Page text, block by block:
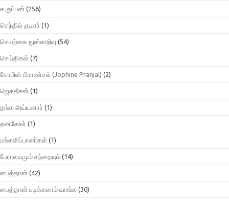
ச.குப்பன் (256)
செந்தில் குமார் (1)
செயற்கை நுன்னறிவு (54)
செய்திகள் (7)
சோபின் பிராண்சல் (Jophine Pranjal) (2)
ஜெகதீசன் (1)
தங்க அய்யனார் (1)
தனசேகர் (1)
பங்களிப்பாளர்கள் (1)
பேராலயமும் சந்தையும் (14)
பைத்தான் (42)
பைத்தான் படிக்கலாம் வாங்க (30)